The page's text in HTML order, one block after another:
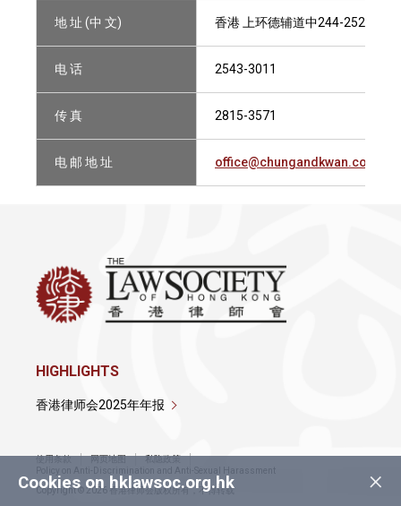
地 址 (中 文) 香港 上环德辅道中244-252号 东
电 话 2543-3011
传 真 2815-3571
电 邮 地 址 office@chungandkwan.com
×
Cookies on hklawsoc.org.hk
HIGHLIGHTS
香港律师会2025年年报
使用条款 网页地图
私隐政策
Policy on Anti-Discrimination and Anti-Sexual Harassment
Copyright © 2026 香港律师会版权所有，不得转载